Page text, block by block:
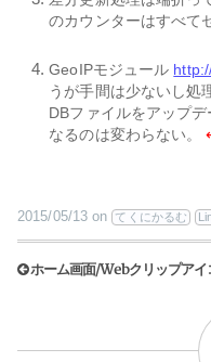
のカウンターはすべて
GeoIPモジュール
うが手間は少ないし処
DBファイルをアップ
なるのは変わらない。
2015/05/13 on てくにかるむ
ホーム画面/Webクリップアイ